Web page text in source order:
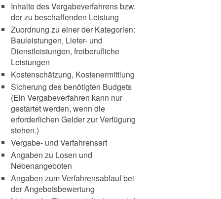
Inhalte des Vergabeverfahrens bzw.
der zu beschaffenden Leistung
Zuordnung zu einer der Kategorien:
Bauleistungen, Liefer- und
Dienstleistungen, freiberufliche
Leistungen
Kostenschätzung, Kostenermittlung
Sicherung des benötigten Budgets
(Ein Vergabeverfahren kann nur
gestartet werden, wenn die
erforderlichen Gelder zur Verfügung
stehen.)
Vergabe- und Verfahrensart
Angaben zu Losen und
Nebenangeboten
Angaben zum Verfahrensablauf bei
der Angebotsbewertung